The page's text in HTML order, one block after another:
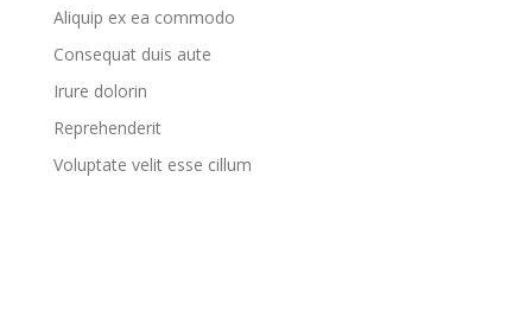
Aliquip ex ea commodo
Consequat duis aute
Irure dolorin
Reprehenderit
Voluptate velit esse cillum